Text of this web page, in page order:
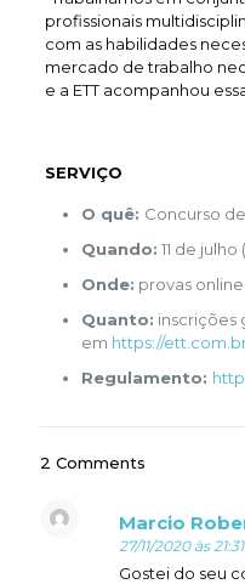
profissionais
com as habilidades
mercado de trabalho
e a ETT acompanhou
SERVIÇO
O quê: Concurso
Quando: 11 de julho
Onde: provas
Quanto: inscrições
em https://
Regulamento:
2 Comments
Marcio
27/11/2020 às 21:31
Gostei do seu